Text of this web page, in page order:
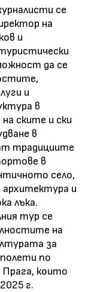
се
на
и
да се
и
в
ските и ски
в
традициите
в
село,
архитектура и
лъка.
тур се
на
за
по
които
г.